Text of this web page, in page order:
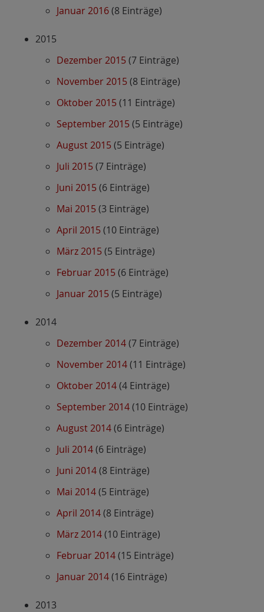
Januar 2016(8 Einträge)
2015
Dezember 2015(7 Einträge)
November 2015(8 Einträge)
Oktober 2015(11 Einträge)
September 2015(5 Einträge)
August 2015(5 Einträge)
Juli 2015(7 Einträge)
Juni 2015(6 Einträge)
Mai 2015(3 Einträge)
April 2015(10 Einträge)
März 2015(5 Einträge)
Februar 2015(6 Einträge)
Januar 2015(5 Einträge)
2014
Dezember 2014(7 Einträge)
November 2014(11 Einträge)
Oktober 2014(4 Einträge)
September 2014(10 Einträge)
August 2014(6 Einträge)
Juli 2014(6 Einträge)
Juni 2014(8 Einträge)
Mai 2014(5 Einträge)
April 2014(8 Einträge)
März 2014(10 Einträge)
Februar 2014(15 Einträge)
Januar 2014(16 Einträge)
2013